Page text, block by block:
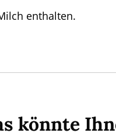
enthalten.
könnte